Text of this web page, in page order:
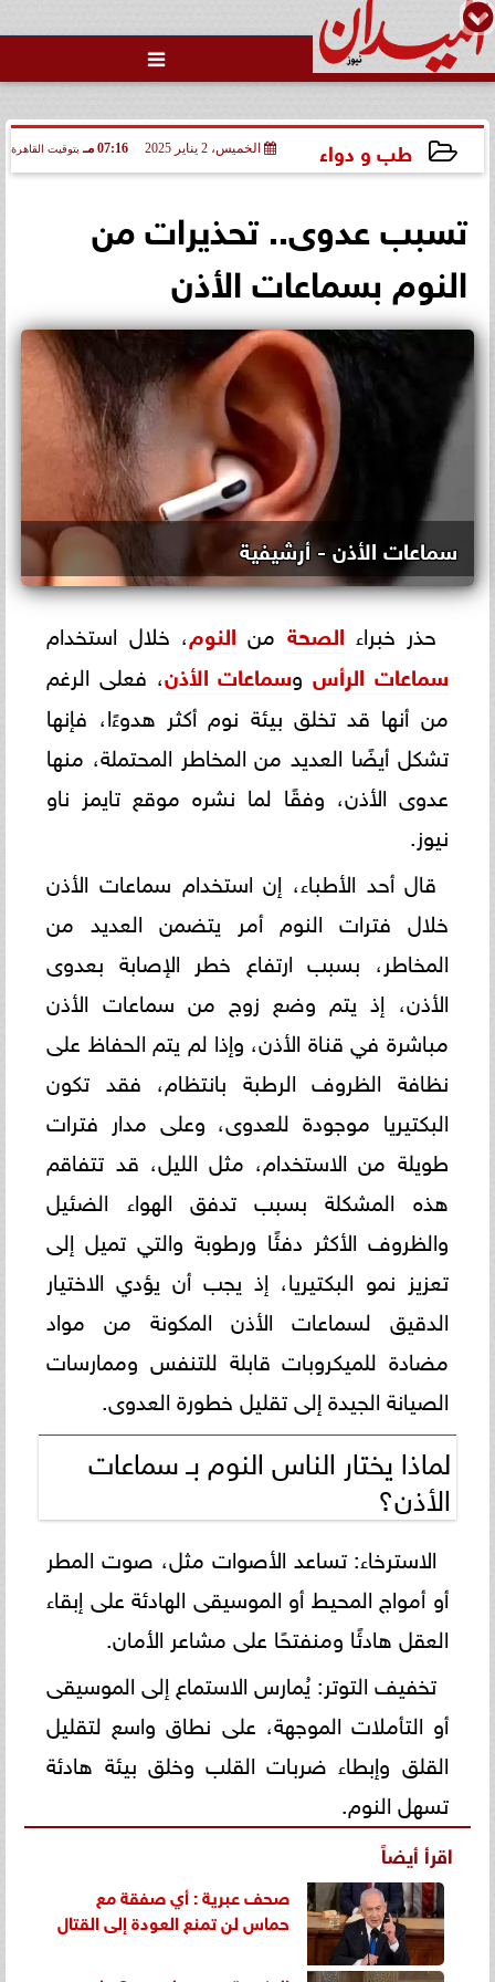

طب و دواء الخميس، 2 يناير 2025 07:16 مـ بتوقيت القاهرة
تسبب عدوى.. تحذيرات من
النوم بسماعات الأذن
سماعات الأذن - أرشيفية
حذر خبراء الصحة من النوم، خلال استخدام
سماعات الرأس وسماعات الأذن، فعلى الرغم
من أنها قد تخلق بيئة نوم أكثر هدوءًا، فإنها
تشكل أيضًا العديد من المخاطر المحتملة، منها
عدوى الأذن، وفقًا لما نشره موقع تايمز ناو
نيوز.
قال أحد الأطباء، إن استخدام سماعات الأذن
خلال فترات النوم أمر يتضمن العديد من
المخاطر، بسبب ارتفاع خطر الإصابة بعدوى
الأذن، إذ يتم وضع زوج من سماعات الأذن
مباشرة في قناة الأذن، وإذا لم يتم الحفاظ على
نظافة الظروف الرطبة بانتظام، فقد تكون
البكتيريا موجودة للعدوى، وعلى مدار فترات
طويلة من الاستخدام، مثل الليل، قد تتفاقم
هذه المشكلة بسبب تدفق الهواء الضئيل
والظروف الأكثر دفئًا ورطوبة والتي تميل إلى
تعزيز نمو البكتيريا، إذ يجب أن يؤدي الاختيار
الدقيق لسماعات الأذن المكونة من مواد
مضادة للميكروبات قابلة للتنفس وممارسات
الصيانة الجيدة إلى تقليل خطورة العدوى.
لماذا يختار الناس النوم بـ سماعات
الأذن؟
الاسترخاء: تساعد الأصوات مثل، صوت المطر
أو أمواج المحيط أو الموسيقى الهادئة على إبقاء
العقل هادئًا ومنفتحًا على مشاعر الأمان.
تخفيف التوتر: يُمارس الاستماع إلى الموسيقى
أو التأملات الموجهة، على نطاق واسع لتقليل
القلق وإبطاء ضربات القلب وخلق بيئة هادئة
تسهل النوم.
اقرأ أيضاً
صحف عبرية : أي صفقة مع
حماس لن تمنع العودة إلى القتال
حالة غليان في نادي الشيخ زايد:
اتهامات للجنة المؤقتة بـ ”التواطؤ”